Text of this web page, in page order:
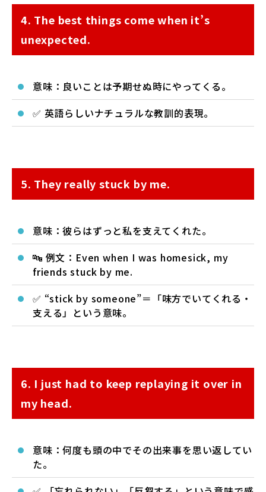
4. The best things come when it’s
unexpected.
意味：良いことは予期せぬ時にやってくる。
✅ 英語らしいナチュラルな教訓的表現。
5. They really stuck by me.
意味：彼らはずっと私を支えてくれた。
🔤 例文：Even when I was homesick, my
friends stuck by me.
✅ “stick by someone”＝「味方でいてくれる・
支える」という意味。
6. I just had to keep replaying it over in
my head.
意味：何度も頭の中でその出来事を思い返してい
た。